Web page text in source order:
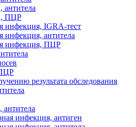
антитела
ПЦР
инфекция, IGRA-тест
инфекция, антитела
инфекция, ПЦР
результата обследования
антитела
инфекция, антиген